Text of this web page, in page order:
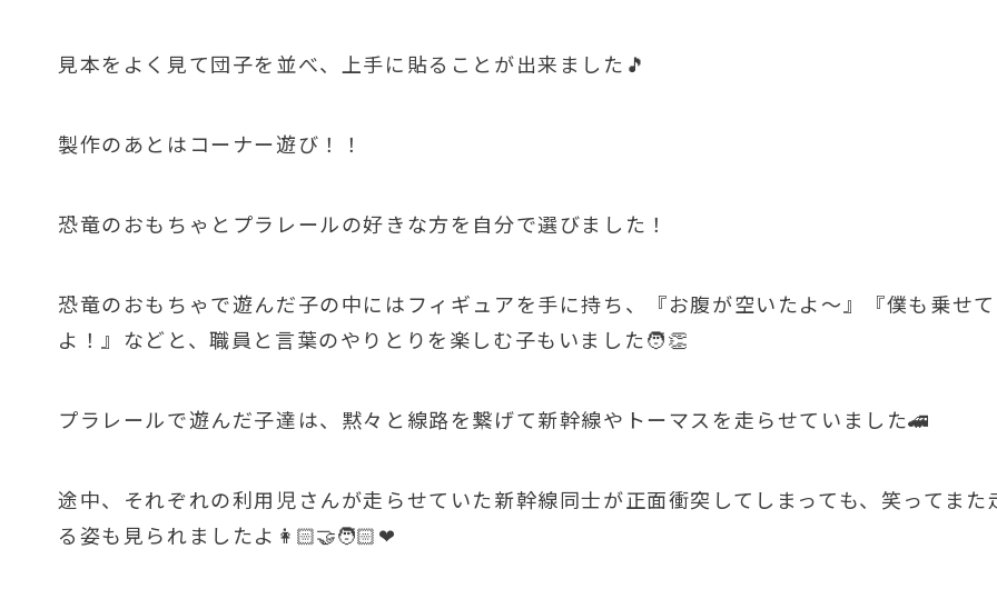
見本をよく見て団子を並べ、上手に貼ることが出来ました🎵
製作のあとはコーナー遊び！！
恐竜のおもちゃとプラレールの好きな方を自分で選びました！
恐竜のおもちゃで遊んだ子の中にはフィギュアを手に持ち、『お腹が空いたよ～』『僕も乗せて
よ！』などと、職員と言葉のやりとりを楽しむ子もいました🧑👏
プラレールで遊んだ子達は、黙々と線路を繋げて新幹線やトーマスを走らせていました🚄
途中、それぞれの利用児さんが走らせていた新幹線同士が正面衝突してしまっても、笑ってまた
る姿も見られましたよ👩🏻‍🤝‍🧑🏻❤